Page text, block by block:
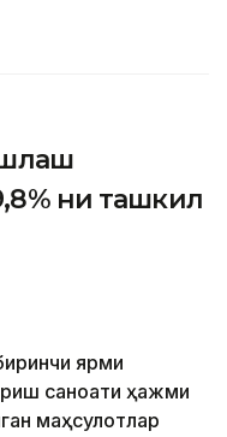
ни ташкил
ярми
саноати ҳажми
маҳсулотлар